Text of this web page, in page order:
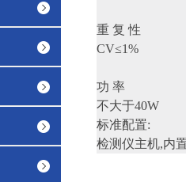
重 复 性
CV≤1%
功 率
不大于40W
标准配置:
检测仪主机,内